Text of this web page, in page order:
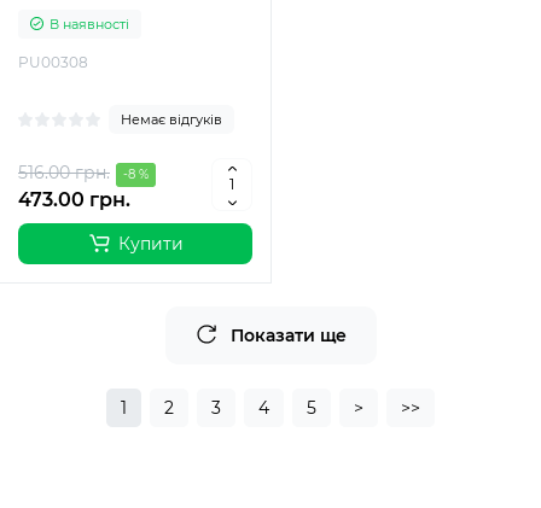
В наявності
PU00308
Немає відгуків
516.00 грн. -8 %
473.00 грн.
Купити
Показати ще
1 2 3 4 5 > >>